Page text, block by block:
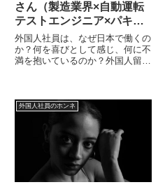
さん（製造業界×自動運転
テストエンジニア×パキス
タン・クス―ル）
外国人社員は、なぜ日本で働くの
か？何を喜びとして感じ、何に不
満を抱いているのか？外国人留学
みます！※画像はイメージです。
ーー簡単な自己紹介をお願いし...
外国人社員のホンネ